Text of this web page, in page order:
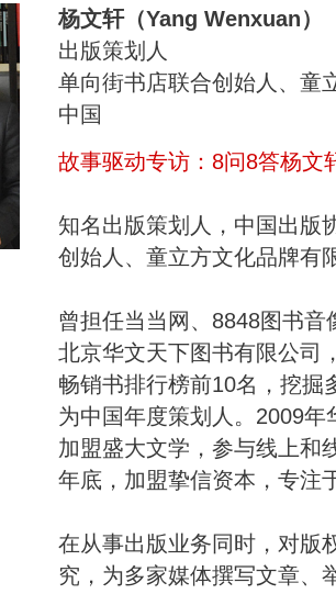
杨文轩（Yang Wenxuan）
出版策划人
单向街书店联合创始人、童
中国
故事驱动专访：8问8答杨文
知名出版策划人，中国出版
创始人、童立方文化品牌有
曾担任当当网、8848图书
北京华文天下图书有限公司
畅销书排行榜前10名，挖掘
为中国年度策划人。2009
加盟盛大文学，参与线上和
年底，加盟挚信资本，专注
在从事出版业务同时，对版
究，为多家媒体撰写文章、